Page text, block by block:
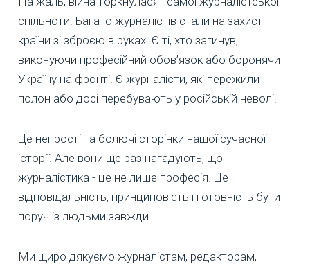
спільноти. Багато журналістів стали на захист
країни зі зброєю в руках. Є ті, хто загинув,
виконуючи професійний обов’язок або боронячи
Україну на фронті. Є журналісти, які пережили
полон або досі перебувають у російській неволі.
Це непрості та болючі сторінки нашої сучасної
історії. Але вони ще раз нагадують, що
журналістика - це не лише професія. Це
відповідальність, принциповість і готовність бути
поруч із людьми завжди.
Ми щиро дякуємо журналістам, редакторам,